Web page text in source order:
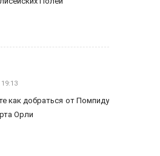
как добраться от Помпиду
Орли